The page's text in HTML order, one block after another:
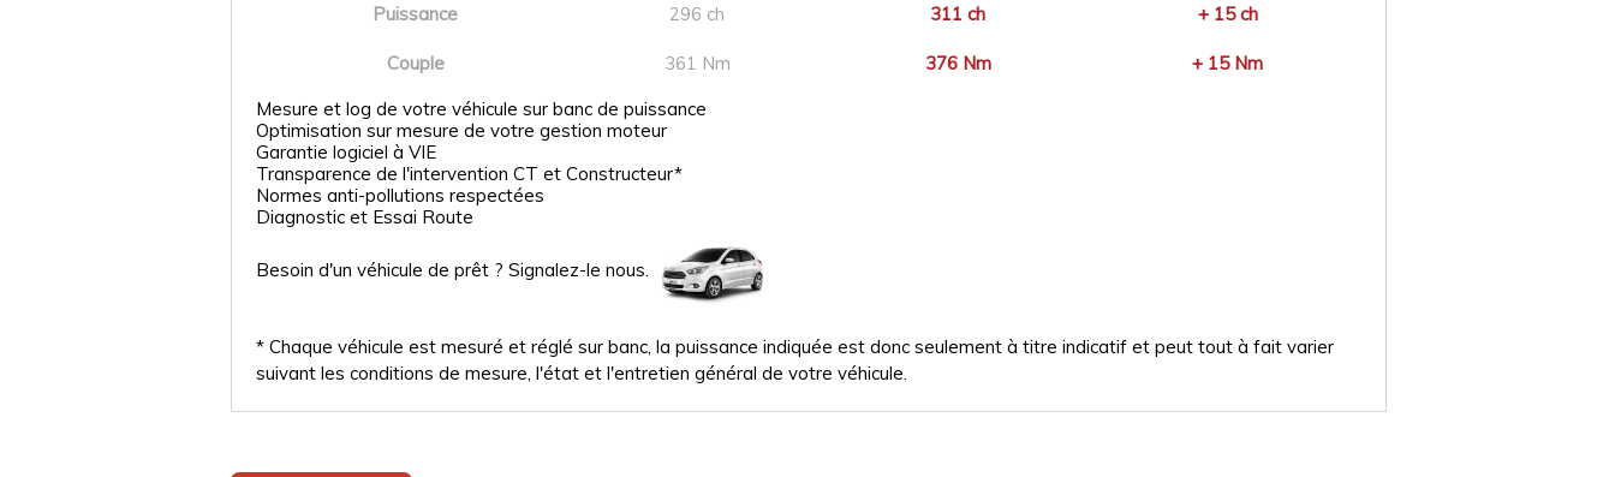
Puissance 296 ch 311 ch + 15 ch
Couple 361 Nm 376 Nm
+ 15 Nm
Mesure et log de votre véhicule sur banc de puissance
Optimisation sur mesure de votre gestion moteur
Garantie logiciel à VIE
Transparence de l'intervention CT et Constructeur*
Normes anti-pollutions respectées
Diagnostic et Essai Route
Besoin d'un véhicule de prêt ? Signalez-le nous.
* Chaque véhicule est mesuré et réglé sur banc, la puissance indiquée est donc seulement à titre indicatif et peut tout à fait varier
suivant les conditions de mesure, l'état et l'entretien général de votre véhicule.